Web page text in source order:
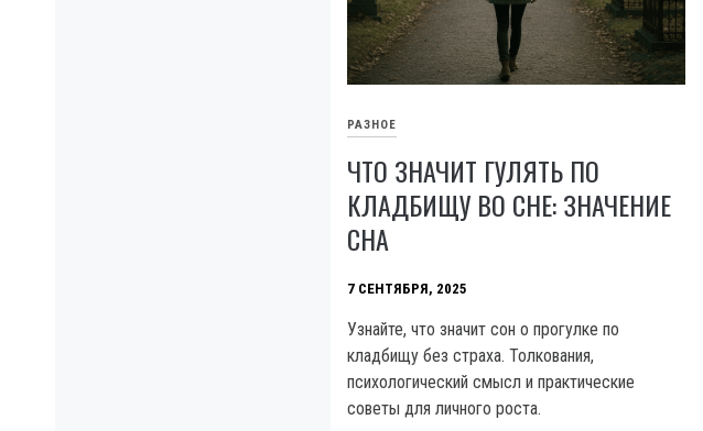
РАЗНОЕ
ЧТО ЗНАЧИТ ГУЛЯТЬ ПО
КЛАДБИЩУ ВО СНЕ: ЗНАЧЕНИЕ
СНА
7 СЕНТЯБРЯ, 2025
Узнайте, что значит сон о прогулке по
кладбищу без страха. Толкования,
психологический смысл и практические
советы для личного роста.